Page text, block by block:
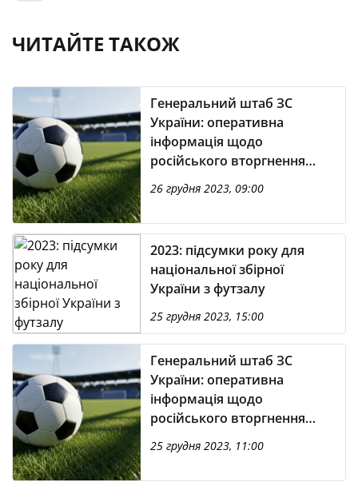
ЧИТАЙТЕ ТАКОЖ
Генеральний штаб ЗС
України: оперативна
інформація щодо
російського вторгнення
(станом на 6:00 26.12.2023)
26 грудня 2023, 09:00
2023: підсумки року для
національної збірної
України з футзалу
25 грудня 2023, 15:00
Генеральний штаб ЗС
України: оперативна
інформація щодо
російського вторгнення
(станом на 10:00 25.12.2023)
25 грудня 2023, 11:00